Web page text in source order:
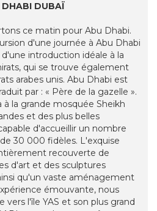
DUBAÏ
ce matin pour Abu Dhabi.
d'une journée à Abu Dhabi
introduction idéale à la
qui se trouve également
arabes unis. Abu Dhabi est
par : « Père de la gazelle ».
la grande mosquée Sheikh
et des plus belles
d'accueillir un nombre
30 000 fidèles. L'exquise
recouverte de
d'art et des sculptures
qu'un vaste aménagement
émouvante, nous
l'île YAS et son plus grand